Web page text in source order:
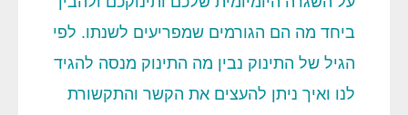
ביחד מה הם הגורמים שמפריעים לשנתו. לפי
הגיל של התינוק נבין מה התינוק מנסה להגיד
לנו ואיך ניתן להעצים את הקשר והתקשורת